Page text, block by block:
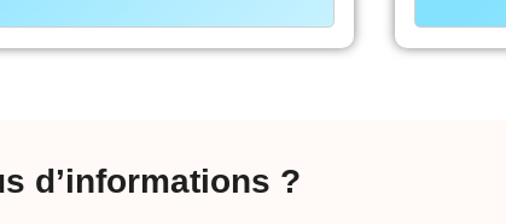
d’informations ?